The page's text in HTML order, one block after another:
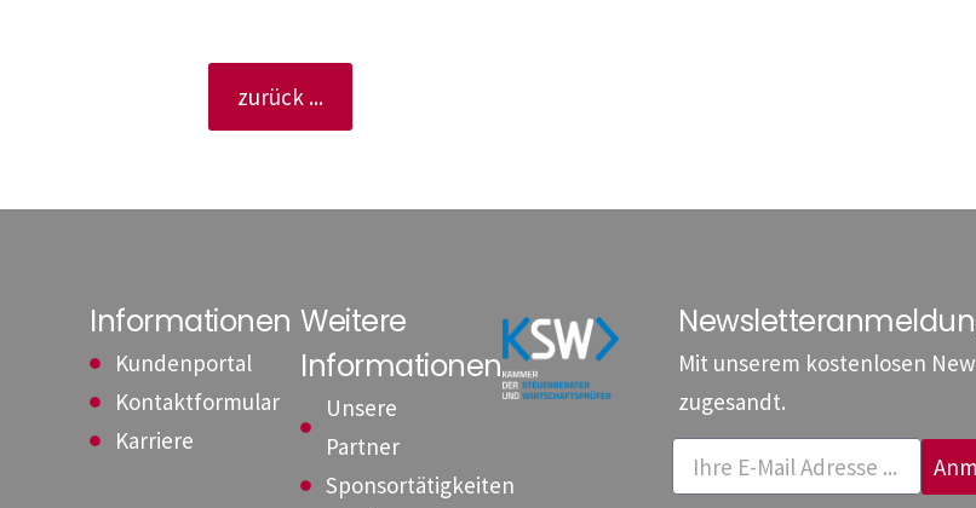
zurück ...
Informationen
Kundenportal
Kontaktformular
Karriere
Weitere
Informationen
Unsere
Partner
Sponsortätigkeiten
Mit unserem kostenlosen
zugesandt.